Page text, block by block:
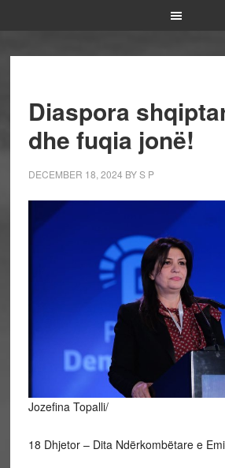
Diaspora
dhe fuqia jonë!
DECEMBER 18, 2024 BYS P
Jozefina Topalli/
18 Dhjetor – Dita Ndërkombëtare e